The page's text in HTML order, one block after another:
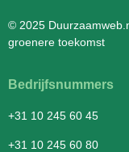
© 2025
groenere toekomst
Bedrijfsnummers
+31 10 245 60 45
+31 10 245 60 80